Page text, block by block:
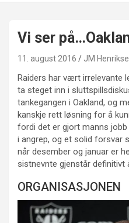
Vi ser
11. august 2016 JM
Raiders har vært irrelevante
ta steget inn i
tankegangen i Oakland, og
kanskje rett løsning for å
fordi det er gjort manns
i angrep, og et solid forsvar
når desember og januar er
sistnevnte gjenstår definitivt
ORGANISASJONEN